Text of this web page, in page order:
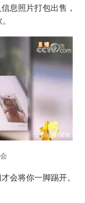
息照片打包出售，
会将你一脚踢开。